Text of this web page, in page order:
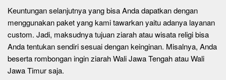
Keuntungan selanjutnya yang bisa Anda dapatkan dengan
menggunakan paket yang kami tawarkan yaitu adanya layanan
custom. Jadi, maksudnya tujuan ziarah atau wisata religi bisa
Anda tentukan sendiri sesuai dengan keinginan. Misalnya, Anda
beserta rombongan ingin ziarah Wali Jawa Tengah atau Wali
Jawa Timur saja.